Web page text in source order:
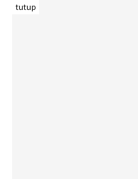
tutup